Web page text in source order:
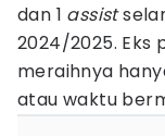
dan 1 assist
2024/2025. Eks
meraihnya
atau waktu